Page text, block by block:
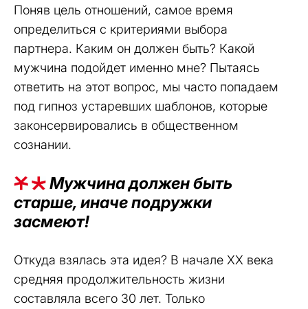
Поняв цель отношений, самое время
определиться с критериями выбора
партнера. Каким он должен быть? Какой
мужчина подойдет именно мне? Пытаясь
ответить на этот вопрос, мы часто попадаем
под гипноз устаревших шаблонов, которые
законсервировались в общественном
сознании.
Мужчина должен быть
старше, иначе подружки
засмеют!
Откуда взялась эта идея? В начале XX века
средняя продолжительность жизни
составляла всего 30 лет. Только